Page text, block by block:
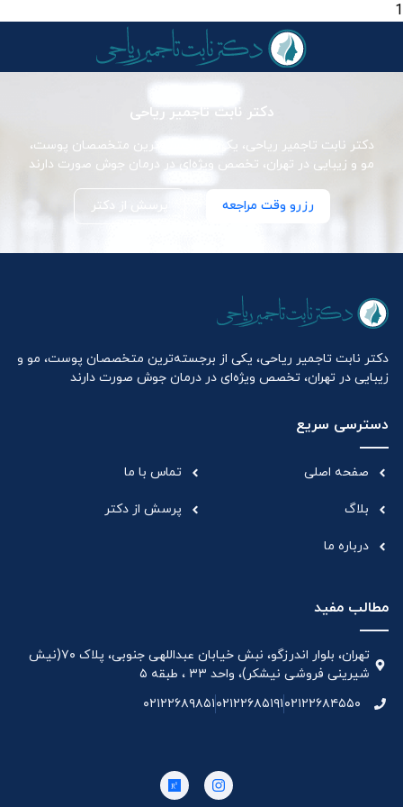
1
دکتر نابت تاجمیر ریاحی
دکتر نابت تاجمیر ریاحی، یکی از برجسته‌ترین متخصصان پوست،
مو و زیبایی در تهران، تخصص ویژه‌ای در درمان جوش صورت دارند
رزرو وقت مراجعه پرسش از دکتر
دکتر نابت تاجمیر ریاحی، یکی از برجسته‌ترین متخصصان پوست، مو و
زیبایی در تهران، تخصص ویژه‌ای در درمان جوش صورت دارند
دسترسی سریع
صفحه اصلی
بلاگ
درباره ما
تماس با ما
پرسش از دکتر
مطالب مفید
تهران، بلوار اندرزگو، نبش خیابان عبداللهی جنوبی، پلاک ۷۰(نیش
شیرینی فروشی نیشکر)، واحد ۳۳ ، طبقه ۵
۰۲۱۲۲۶۸۴۵۵۰۰۲۱۲۲۶۸۵۱۹۱۰۲۱۲۲۶۸۹۸۵۱